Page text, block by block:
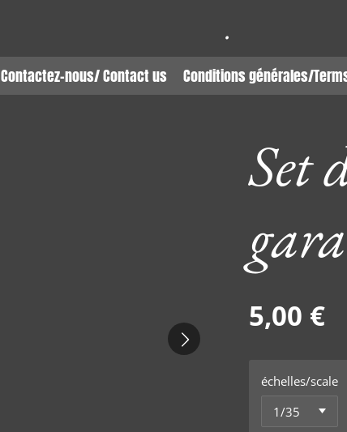
.
Contactez-nous/ Contact us Conditions générales/
Set
5,00 €
échelles/scale